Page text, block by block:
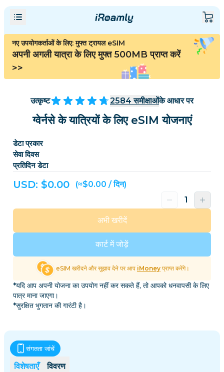
नए उपयोगकर्ताओं के लिए: मुफ्त ट्रायल eSIM
अपनी अगली यात्रा के लिए मुफ्त 500MB प्राप्त करें
>>
उत्कृष्ट 2584 समीक्षाओंके आधार पर
ग्वेर्नसे के यात्रियों के लिए eSIM योजनाएं
डेटा प्रकार
सेवा दिवस
प्रतिदिन डेटा
USD: $0.00 (≈$0.00 / दिन)
कार्ट में जोड़ें
अभी खरीदें
eSIM खरीदने और सुझाव देने पर आप iMoney प्राप्त करेंगे।
*यदि आप अपनी योजना का उपयोग नहीं कर सकते हैं, तो आपको धनवापसी के लिए
पात्र माना जाएगा।
*सुरक्षित भुगतान की गारंटी है।
विशेषताएँ विवरण
संगतता जांचें